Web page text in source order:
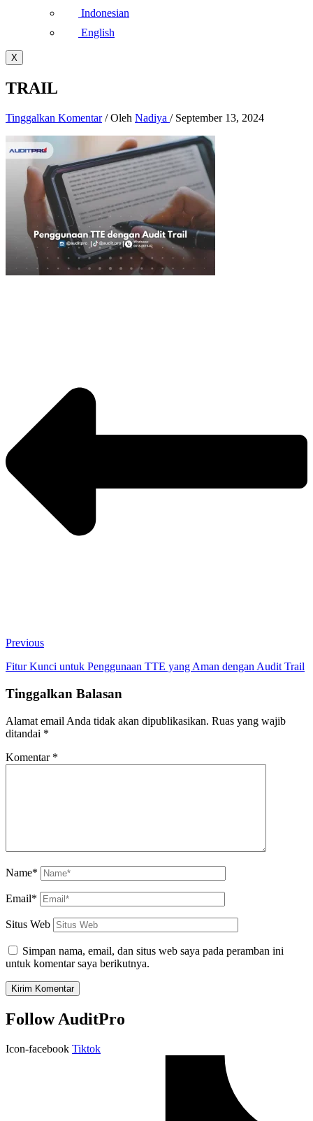
Indonesian
English
X
TRAIL
Tinggalkan Komentar / Oleh Nadiya / September 13, 2024
Previous
Fitur Kunci untuk Penggunaan TTE yang Aman dengan Audit Trail
Tinggalkan Balasan
Alamat email Anda tidak akan dipublikasikan. Ruas yang wajib
ditandai *
Komentar *
Name*
Email*
Situs Web
Simpan nama, email, dan situs web saya pada peramban ini
untuk komentar saya berikutnya.
Follow AuditPro
Icon-facebook Tiktok